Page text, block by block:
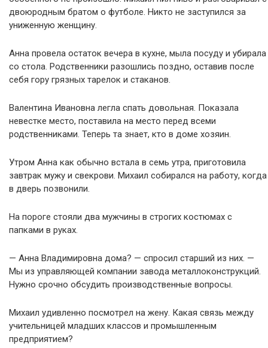
двоюродным братом о футболе. Никто не заступился за
униженную женщину.
Анна провела остаток вечера в кухне, мыла посуду и убирала
со стола. Родственники разошлись поздно, оставив после
себя гору грязных тарелок и стаканов.
Валентина Ивановна легла спать довольная. Показала
невестке место, поставила на место перед всеми
родственниками. Теперь та знает, кто в доме хозяин.
Утром Анна как обычно встала в семь утра, приготовила
завтрак мужу и свекрови. Михаил собирался на работу, когда
в дверь позвонили.
На пороге стояли два мужчины в строгих костюмах с
папками в руках.
— Анна Владимировна дома? — спросил старший из них. —
Мы из управляющей компании завода металлоконструкций.
Нужно срочно обсудить производственные вопросы.
Михаил удивленно посмотрел на жену. Какая связь между
учительницей младших классов и промышленным
предприятием?